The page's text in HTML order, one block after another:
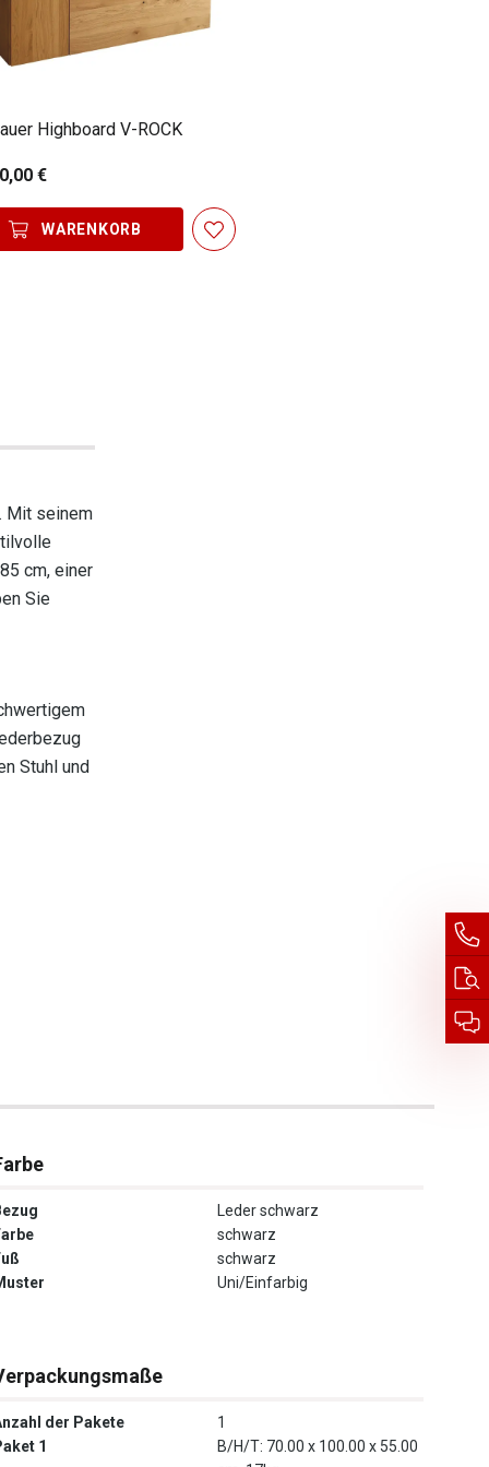
Highboard V-ROCK
€
WARENKORB
Mit seinem
cm, einer
Sie
Stuhl und
Leder schwarz
schwarz
schwarz
Uni/Einfarbig
der Pakete
1
1
B/H/T: 70.00 x 100.00 x 55.00